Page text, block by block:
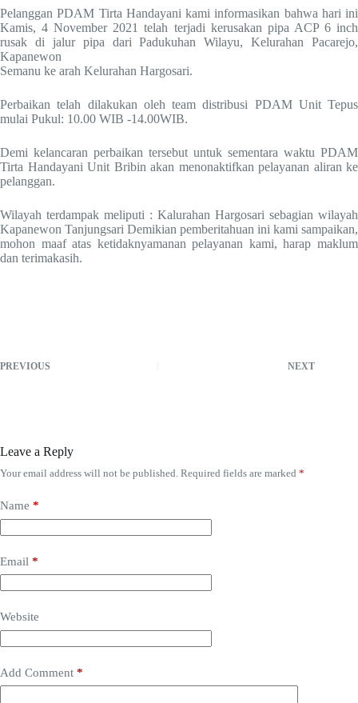
Pelanggan PDAM Tirta Handayani kami informasikan bahwa hari ini
Kamis, 4 November 2021 telah terjadi kerusakan pipa ACP 6 inch
rusak di jalur pipa dari Padukuhan Wilayu, Kelurahan Pacarejo,
Kapanewon
Semanu ke arah Kelurahan Hargosari.
Perbaikan telah dilakukan oleh team distribusi PDAM Unit Tepus
mulai Pukul: 10.00 WIB -14.00WIB.
Demi kelancaran perbaikan tersebut untuk sementara waktu PDAM
Tirta Handayani Unit Bribin akan menonaktifkan pelayanan aliran ke
pelanggan.
Wilayah terdampak meliputi : Kalurahan Hargosari sebagian wilayah
Kapanewon Tanjungsari Demikian pemberitahuan ini kami sampaikan,
mohon maaf atas ketidaknyamanan pelayanan kami, harap maklum
dan terimakasih.
PREVIOUS NEXT
Leave a Reply
Your email address will not be published. Required fields are marked *
Name *
Email *
Website
Add Comment *